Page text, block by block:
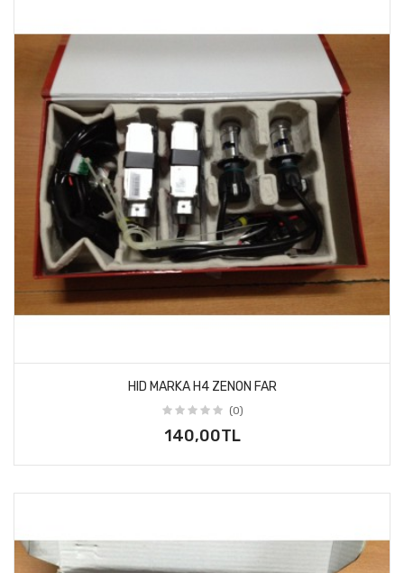
HID MARKA H4 ZENON FAR
(0)
140,00TL